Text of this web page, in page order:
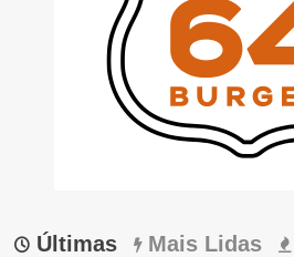
Últimas Mais Lidas